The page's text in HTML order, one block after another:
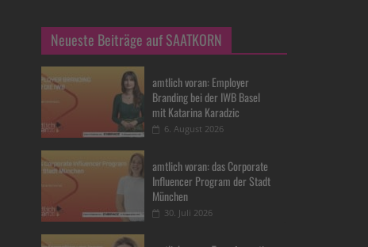
Neueste Beiträge auf SAATKORN
amtlich voran: Employer
Branding bei der IWB Basel
mit Katarina Karadzic
6. August 2026
amtlich voran: das Corporate
Influencer Program der Stadt
München
30. Juli 2026